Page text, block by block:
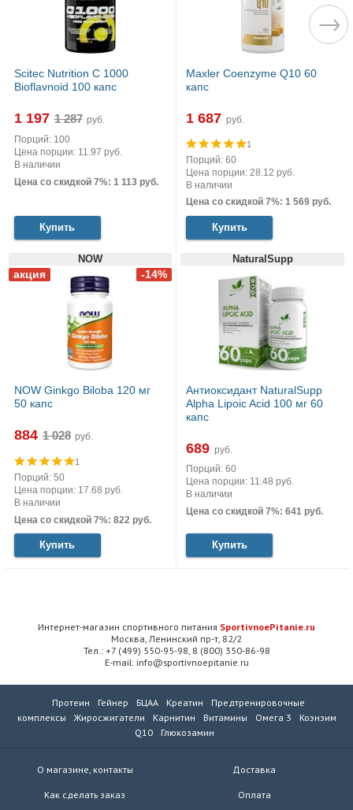
Scitec Nutrition C 1000
Bioflavnoid 100 капс
1 197
руб.
Порций: 100
Цена порции: 11.97 руб.
В наличии
Цена со скидкой 7%: 1 113 руб.
Купить
Maxler Coenzyme Q10 60
капс
1 687 руб.
1
Порций: 60
Цена порции: 28.12 руб.
В наличии
Цена со скидкой 7%: 1 569 руб.
Купить
NOW
NOW Ginkgo Biloba 120 мг
50 капс
884 руб.
1
Порций: 50
Цена порции: 17.68 руб.
В наличии
Цена со скидкой 7%: 822 руб.
Купить
NaturalSupp
Антиоксидант NaturalSupp
Alpha Lipoic Acid 100 мг 60
капс
689 руб.
Порций: 60
Цена порции: 11.48 руб.
В наличии
Цена со скидкой 7%: 641 руб.
Купить
Интернет-магазин спортивного питания SportivnoePitanie.ru
Москва, Ленинский пр-т, 82/2
Тел.: +7 (499) 550-95-98, 8 (800) 350-86-98
E-mail: info@sportivnoepitanie.ru
Протеин Гейнер БЦАА Креатин
Предтренировочные
комплексы
Жиросжигатели Карнитин Витамины Омега 3
Коэнзим
Q10
Глюкозамин
О магазине, контакты
Как сделать заказ
Доставка
Оплата